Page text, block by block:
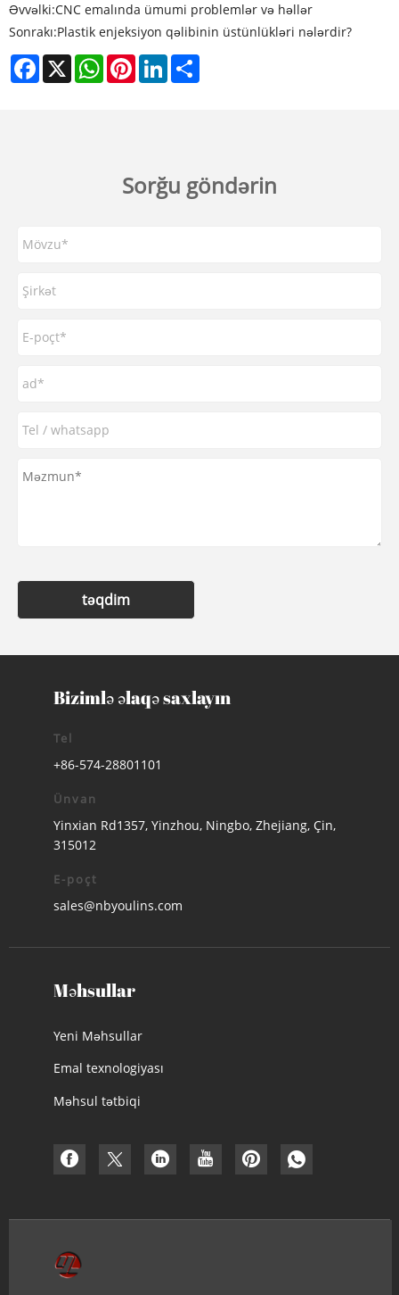
Əvvəlki:CNC emalında ümumi problemlər və həllər
Sonrakı:Plastik enjeksiyon qəlibinin üstünlükləri nələrdir?
Facebook
X WhatsAppPinterestLinkedIn
Sorğu göndərin
təqdim
Bizimlə əlaqə saxlayın
Tel
+86-574-28801101
Ünvan
Yinxian Rd1357, Yinzhou, Ningbo, Zhejiang, Çin,
315012
E-poçt
sales@nbyoulins.com
Məhsullar
Yeni Məhsullar
Emal texnologiyası
Məhsul tətbiqi